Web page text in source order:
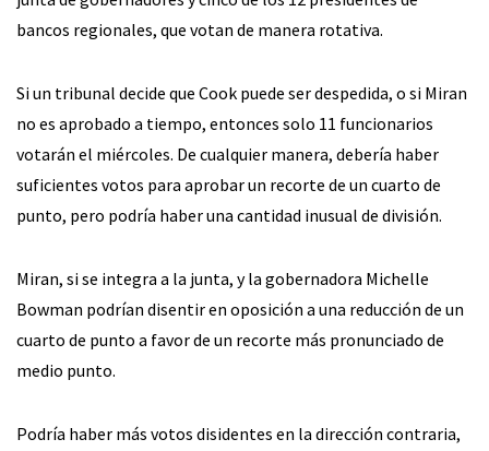
bancos regionales, que votan de manera rotativa.
Si un tribunal decide que Cook puede ser despedida, o si Miran
no es aprobado a tiempo, entonces solo 11 funcionarios
votarán el miércoles. De cualquier manera, debería haber
suficientes votos para aprobar un recorte de un cuarto de
punto, pero podría haber una cantidad inusual de división.
Miran, si se integra a la junta, y la gobernadora Michelle
Bowman podrían disentir en oposición a una reducción de un
cuarto de punto a favor de un recorte más pronunciado de
medio punto.
Podría haber más votos disidentes en la dirección contraria,